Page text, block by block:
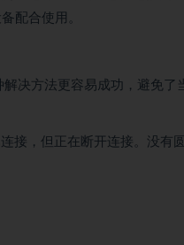
配合使用。
决方法更容易成功，避免了
接，但正在断开连接。没有